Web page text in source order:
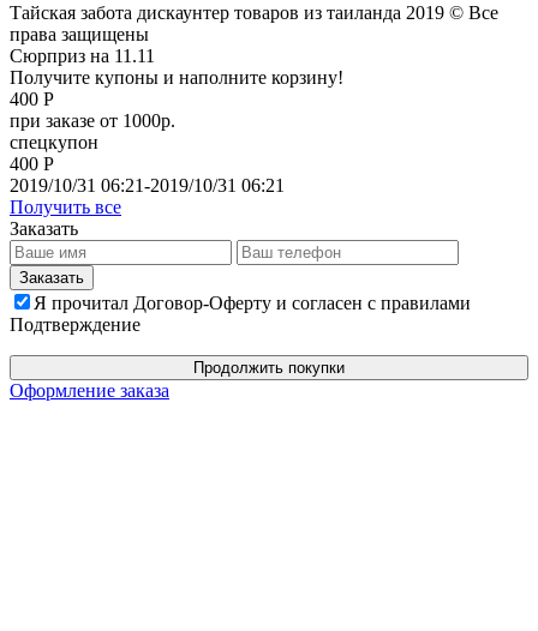
Тайская забота дискаунтер товаров из таиланда 2019 © Все
права защищены
Сюрприз на 11.11
Получите купоны и наполните корзину!
400 Р
при заказе от 1000р.
спецкупон
400 Р
2019/10/31 06:21-2019/10/31 06:21
Получить все
Заказать
Я прочитал Договор-Оферту и согласен с правилами
Подтверждение
Продолжить покупки
Оформление заказа